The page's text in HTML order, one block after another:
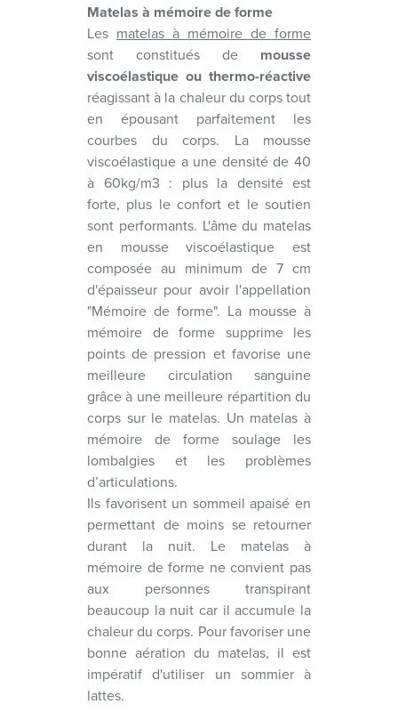
Matelas à mémoire de forme
Les matelas à mémoire de forme
sont constitués de mousse
viscoélastique ou thermo-réactive
réagissant à la chaleur du corps tout
en épousant parfaitement les
courbes du corps. La mousse
viscoélastique a une densité de 40
à 60kg/m3 : plus la densité est
forte, plus le confort et le soutien
sont performants. L'âme du matelas
en mousse viscoélastique est
composée au minimum de 7 cm
d'épaisseur pour avoir l'appellation
"Mémoire de forme". La mousse à
mémoire de forme supprime les
points de pression et favorise une
meilleure circulation sanguine
grâce à une meilleure répartition du
corps sur le matelas. Un matelas à
mémoire de forme soulage les
lombalgies et les problèmes
d’articulations.
Ils favorisent un sommeil apaisé en
permettant de moins se retourner
durant la nuit. Le matelas à
mémoire de forme ne convient pas
aux personnes transpirant
beaucoup la nuit car il accumule la
chaleur du corps. Pour favoriser une
bonne aération du matelas, il est
impératif d'utiliser un sommier à
lattes.